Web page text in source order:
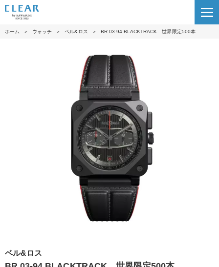
ホーム ＞ ウォッチ ＞ ベル&ロス ＞ BR 03-94 BLACKTRACK 世界限定500本
ベル&ロス